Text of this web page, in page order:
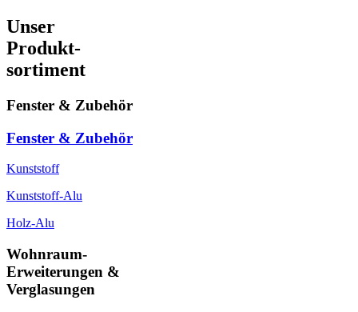
Unser
Produkt-
sortiment
Fenster & Zubehör
Fenster & Zubehör
Kunststoff
Kunststoff-Alu
Holz-Alu
Wohnraum-
Erweiterungen &
Verglasungen